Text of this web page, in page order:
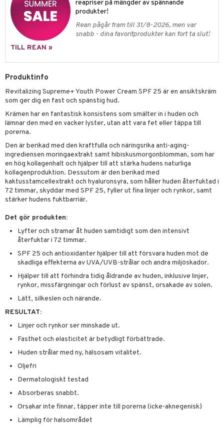
reapriser på mängder av spännande
produkter!
Rean pågår fram till 31/8-2026, men var
snabb - dina favoritprodukter kan fort ta slut!
TILL REAN »
Produktinfo
Revitalizing Supreme+ Youth Power Cream SPF 25 är en ansiktskräm
som ger dig en fast och spänstig hud.
Krämen har en fantastisk konsistens som smälter in i huden och
lämnar den med en vacker lyster, utan att vara fet eller täppa till
porerna.
Den är berikad med den kraftfulla och näringsrika anti-aging-
ingrediensen moringaextrakt samt hibiskusmorgonblomman, som har
en hög kollagenhalt och hjälper till att stärka hudens naturliga
kollagenproduktion. Dessutom är den berikad med
kaktusstamcellextrakt och hyaluronsyra, som håller huden återfuktad i
72 timmar, skyddar med SPF 25, fyller ut fina linjer och rynkor, samt
stärker hudens fuktbarriär.
Det gör produkten:
Lyfter och stramar åt huden samtidigt som den intensivt
återfuktar i 72 timmar.
SPF 25 och antioxidanter hjälper till att försvara huden mot de
skadliga effekterna av UVA/UVB-strålar och andra miljöskador.
Hjälper till att förhindra tidig åldrande av huden, inklusive linjer,
rynkor, missfärgningar och förlust av spänst, orsakade av solen.
Lätt, silkeslen och närande.
RESULTAT:
Linjer och rynkor ser minskade ut.
Fasthet och elasticitet är betydligt förbättrade.
Huden strålar med ny, hälsosam vitalitet.
Oljefri
Dermatologiskt testad
Absorberas snabbt.
Orsakar inte finnar, täpper inte till porerna (icke-aknegenisk)
Lämplig för halsområdet
& Baby
produkter
& Mustasch
& tvål
shave lotion
de cologne
de toilette
1: Rengöring
2: Exfoliering
3: Fukt
och masker
och kroppsvård
och läppvård
up penslar
Elixir
Happy
Happy For Men
till män
och rengöring
svar